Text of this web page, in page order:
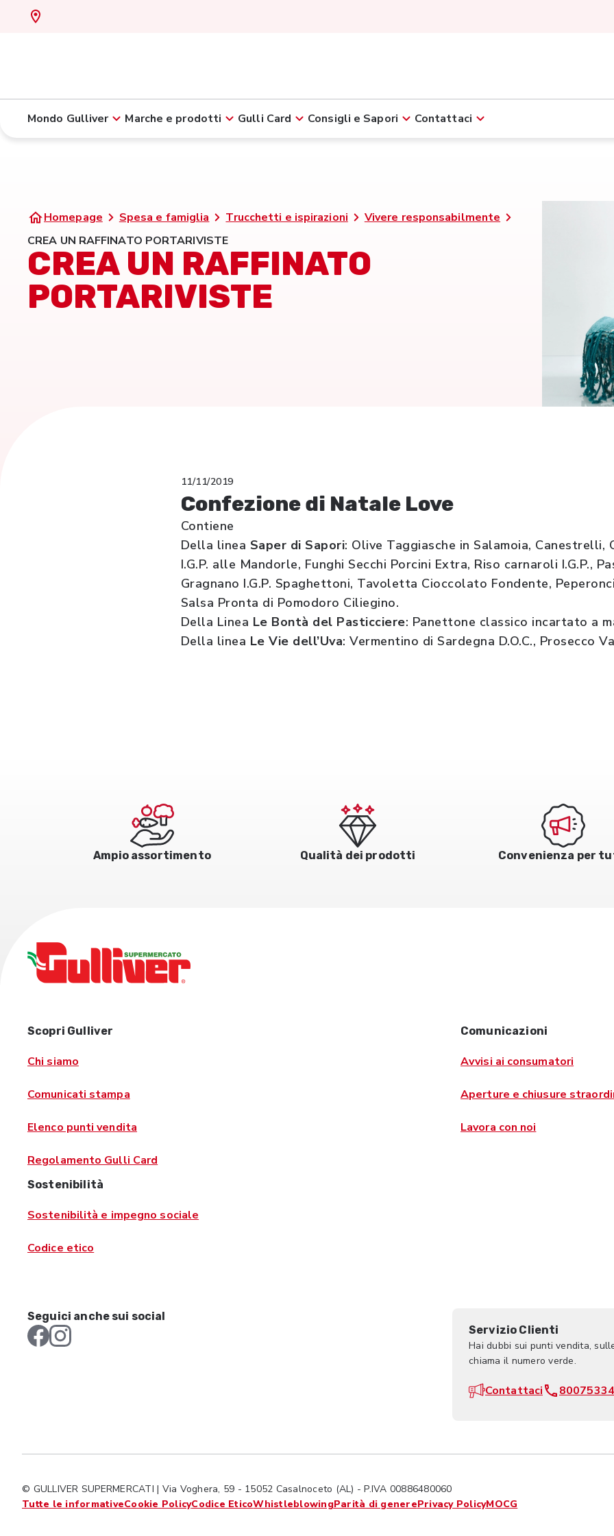
Mondo Gulliver Marche e prodotti Gulli Card Consigli e Sapori Contattaci
Homepage Spesa e famiglia Trucchetti e ispirazioni
Vivere responsabilmente
CREA UN RAFFINATO PORTARIVISTE
CREA UN RAFFINATO
PORTARIVISTE
11/11/2019
Confezione di Natale Love
Contiene
Della linea Saper di Sapori: Olive Taggiasche in Salamoia, Canestrelli,
I.G.P. alle Mandorle, Funghi Secchi Porcini Extra, Riso carnaroli I.G.P.,
Gragnano I.G.P. Spaghettoni, Tavoletta Cioccolato Fondente,
Salsa Pronta di Pomodoro Ciliegino.
Della Linea Le Bontà del Pasticciere: Panettone classico incartato a
Della linea Le Vie dell’Uva: Vermentino di Sardegna D.O.C., Prosecco
Ampio assortimento Qualità dei prodotti Convenienza per
Scopri Gulliver
Chi siamo
Comunicati stampa
Elenco punti vendita
Regolamento Gulli Card
Comunicazioni
Avvisi ai consumatori
Aperture e chiusure
Lavora con noi
Sostenibilità
Sostenibilità e impegno sociale
Codice etico
Seguici anche sui social
Servizio Clienti
Hai dubbi sui punti vendita,
chiama il numero verde.
Contattaci
© GULLIVER SUPERMERCATI | Via Voghera, 59 - 15052 Casalnoceto (AL) - P.IVA 00886480060
Tutte le informativeCookie PolicyCodice EticoWhistleblowingParità di generePrivacy PolicyMOCG